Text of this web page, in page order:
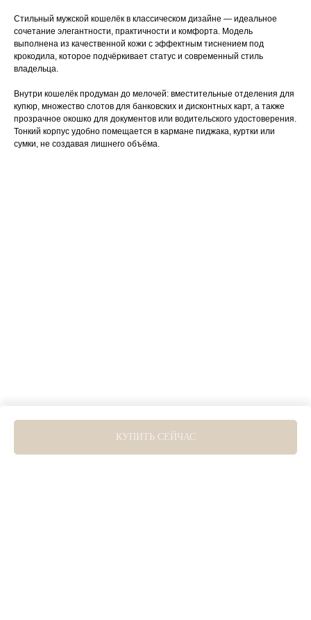
КУПИТЬ СЕЙЧАС
Стильный мужской кошелёк в классическом дизайне — идеальное
сочетание элегантности, практичности и комфорта. Модель
выполнена из качественной кожи с эффектным тиснением под
крокодила, которое подчёркивает статус и современный стиль
владельца.
Внутри кошелёк продуман до мелочей: вместительные отделения для
купюр, множество слотов для банковских и дисконтных карт, а также
прозрачное окошко для документов или водительского удостоверения.
Тонкий корпус удобно помещается в кармане пиджака, куртки или
сумки, не создавая лишнего объёма.